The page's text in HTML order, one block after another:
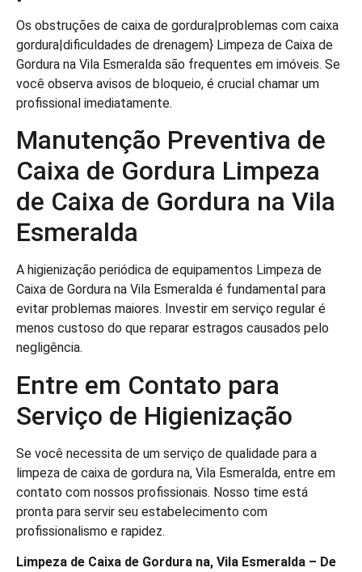
Os obstruções de caixa de gordura|problemas com caixa
gordura|dificuldades de drenagem} Limpeza de Caixa de
Gordura na Vila Esmeralda são frequentes em imóveis. Se
você observa avisos de bloqueio, é crucial chamar um
profissional imediatamente.
Manutenção Preventiva de
Caixa de Gordura Limpeza
de Caixa de Gordura na Vila
Esmeralda
A higienização periódica de equipamentos Limpeza de
Caixa de Gordura na Vila Esmeralda é fundamental para
evitar problemas maiores. Investir em serviço regular é
menos custoso do que reparar estragos causados pelo
negligência.
Entre em Contato para
Serviço de Higienização
Se você necessita de um serviço de qualidade para a
limpeza de caixa de gordura na, Vila Esmeralda, entre em
contato com nossos profissionais. Nosso time está
pronta para servir seu estabelecimento com
profissionalismo e rapidez.
Limpeza de Caixa de Gordura na, Vila Esmeralda – De